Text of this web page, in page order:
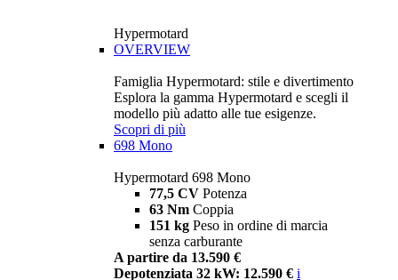
Hypermotard
OVERVIEW
Famiglia Hypermotard: stile e divertimento
Esplora la gamma Hypermotard e scegli il
modello più adatto alle tue esigenze.
Scopri di più
698 Mono
Hypermotard 698 Mono
77,5 CV Potenza
63 Nm Coppia
151 kg Peso in ordine di marcia
senza carburante
A partire da 13.590 €
Depotenziata 32 kW: 12.590 € i